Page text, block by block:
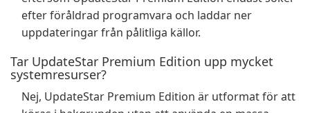
efter föråldrad programvara och laddar ner
uppdateringar från pålitliga källor.
Tar UpdateStar Premium Edition upp mycket
systemresurser?
Nej, UpdateStar Premium Edition är utformat för att